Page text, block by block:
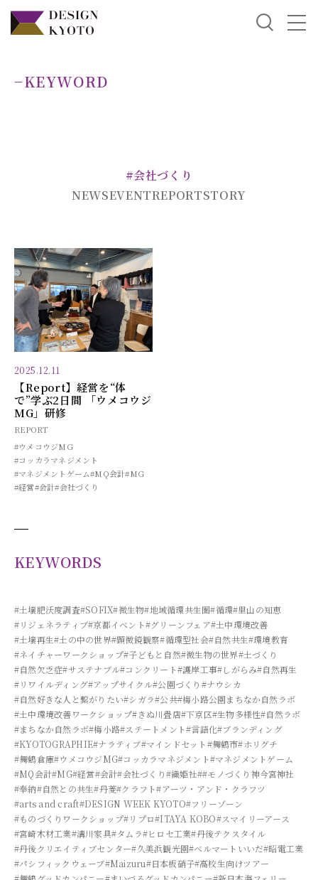
−KEYWORD
#会社づくり
NEWSEVENTREPORTSTORY
2025.12.11
【Report】経営を“体
で”学ぶ2日間 「ウメコウジ
MG」研修
REPORT
#ウメコウジMG
#コッカラマネジメント
#マネジメントゲーム#MQ会計#MG
#経営#会計#会社づくり
KEYWORDS
#土壌肥沃度調査#SOFIX#微生物#地域循環共生圏#循環#里山の知恵
#リジェネラティブ#京都イベント#グリーンフェア#土中環境改善
#土壌再生#土の中の世界#顕微鏡観察#循環型社会#自然共生#環境教育
#ネイチャーワークショップ#子どもと自然#微生物の世界#土づくり
#自然欠乏症#サステナブル#コンクリート#護岸工事#しがらみ#自然再生
#リワイルディング#アップサイクル#公園づくり #ナウシカ
#自然好きな人と繋がりたい#シガラ#公共#梅小路公園まちなか自然ラボ
#土中環境改善ワークショップ#きぬ川畳店#下京区#生物多様性#自然ラボ
#まちなか自然ラボ#梅小路#ステートメント#言語化#ブランディング
#KYOTOGRAPHIE#ナラティブ#マインドセット#舞鶴市#ホリグチ
#舞鶴倉庫#ウメコウジMG#コッカラマネジメント#マネジメントゲーム
#MQ会計#MG#経営#会計#会社づくり#織姫社##モノづくり神今宮神社
#奉納#自然との共生#丹菱#クラフト#アーツ・アンド・クラフツ
#arts and craft#DESIGN WEEK KYOTO#フリーゾーン
#ものづくりワークショップ#リプロ#ITAYA KOBO#スマイリーアース
#宮崎木材工業#溝川家具#タムラ#ヒロセ工業#丹後テクスタイル
#丹後クリエイティブセンター#久美浜観光園#ベルマートいいだ#昭電工業
#パシフィックウェーブ#Maizuru#日本板硝子#高校生向けツアー